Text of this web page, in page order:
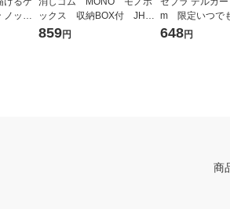
ック
（1本×
ックス 収納BOX付 JHA-0
61 1個（小サイズ18個入）
859円
m 限定いつで
ドネイビー シャ
648円
商